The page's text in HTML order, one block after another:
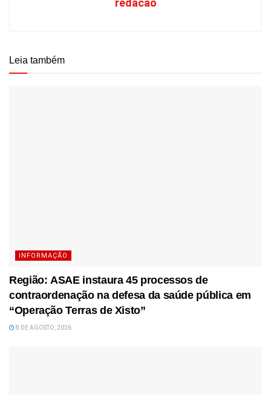
redacao
Leia também
INFORMAÇÃO
Região: ASAE instaura 45 processos de
contraordenação na defesa da saúde pública em
“Operação Terras de Xisto”
8 DE AGOSTO, 2026